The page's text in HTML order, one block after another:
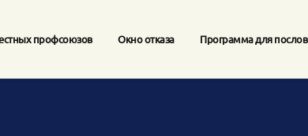
профсоюзов Окно отказа Программа для послов